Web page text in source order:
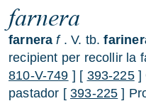
farnera
farnera f. V. tb.
recipient per recollir la
810-V-749 ] [ 393-225]
pastador [ 393-225 ]